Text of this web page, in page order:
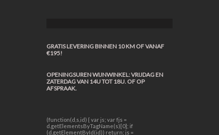
GRATIS LEVERING BINNEN 10 KM OF VANAF
€195!
OPENINGSUREN WIJNWINKEL: VRIJDAG EN
ZATERDAG VAN 14U TOT 18U. OF OP
AFSPRAAK.
(function(d,s,id) { var js; var fjs =
d.getElementsByTagName(s)[0]; if
(d.getElementById(id)) return; js =